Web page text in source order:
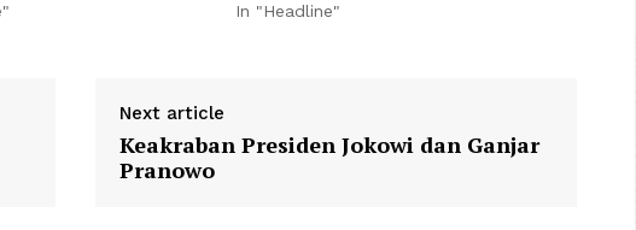
In "Headline"
Next article
Keakraban Presiden Jokowi dan Ganjar
Pranowo